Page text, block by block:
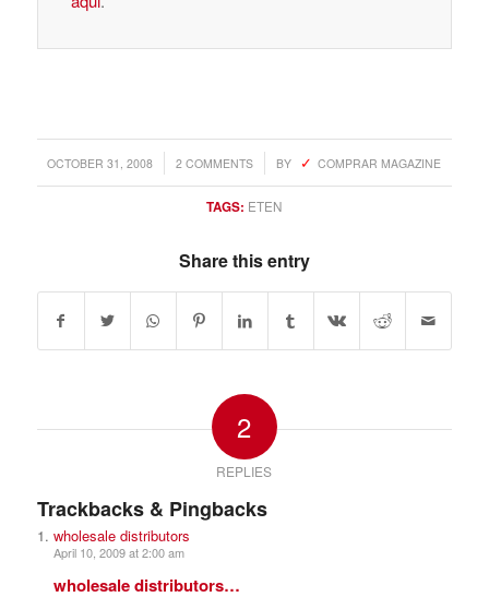
OCTOBER 31, 2008
/ 2 COMMENTS
/ BY COMPRAR MAGAZINE
TAGS: ETEN
Share this entry
2
REPLIES
Trackbacks & Pingbacks
wholesale distributors
April 10, 2009 at 2:00 am
wholesale distributors…